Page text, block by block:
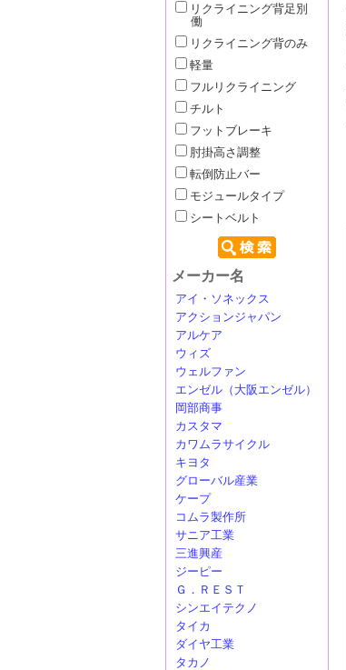
リクライニング背足別
働
リクライニング背のみ
軽量
フルリクライニング
チルト
フットブレーキ
肘掛高さ調整
転倒防止バー
モジュールタイプ
シートベルト
メーカー名
アイ・ソネックス
アクションジャパン
アルケア
ウィズ
ウェルファン
エンゼル（大阪エンゼル）
岡部商事
カスタマ
カワムラサイクル
キヨタ
グローバル産業
ケープ
コムラ製作所
サニア工業
三進興産
ジーピー
Ｇ．ＲＥＳＴ
シンエイテクノ
タイカ
ダイヤ工業
タカノ